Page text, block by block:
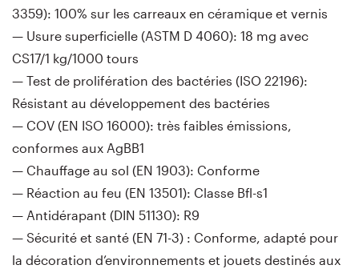
3359): 100% sur les carreaux en céramique et vernis
— Usure superficielle (ASTM D 4060): 18 mg avec
CS17/1 kg/1000 tours
— Test de prolifération des bactéries (ISO 22196):
Résistant au développement des bactéries
— COV (EN ISO 16000): très faibles émissions,
conformes aux AgBB1
— Chauffage au sol (EN 1903): Conforme
— Réaction au feu (EN 13501): Classe Bfl-s1
— Antidérapant (DIN 51130): R9
— Sécurité et santé (EN 71-3) : Conforme, adapté pour
la décoration d’environnements et jouets destinés aux